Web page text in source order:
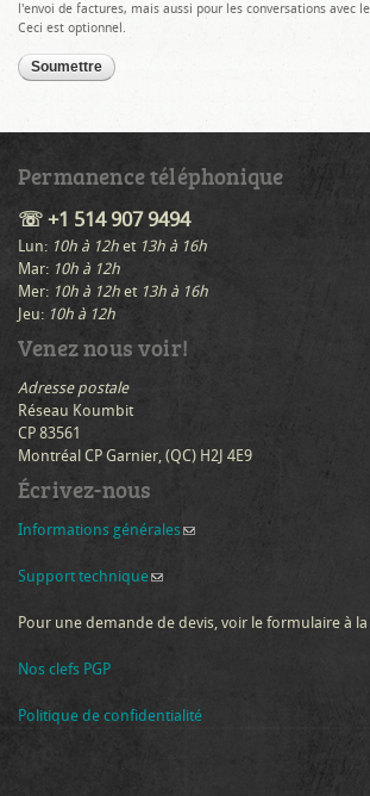
l'envoi de factures, mais aussi pour les conversations avec
Ceci est optionnel.
Permanence téléphonique
☏ +1 514 907 9494
Lun: 10h à 12h et 13h à 16h
Mar: 10h à 12h
Mer: 10h à 12h et 13h à 16h
Jeu: 10h à 12h
Venez nous voir!
Adresse postale
Réseau Koumbit
CP 83561
Montréal CP Garnier, (QC) H2J 4E9
Écrivez-nous
Informations générales(link sends e-mail)
Support technique(link sends e-mail)
Pour une demande de devis, voir le formulaire à
Nos clefs PGP
Politique de confidentialité